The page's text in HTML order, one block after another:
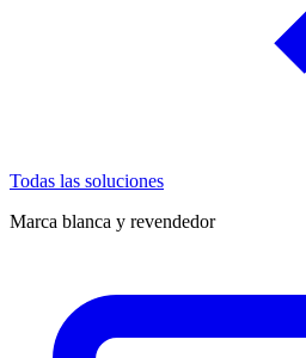
Todas las soluciones
Marca blanca y revendedor